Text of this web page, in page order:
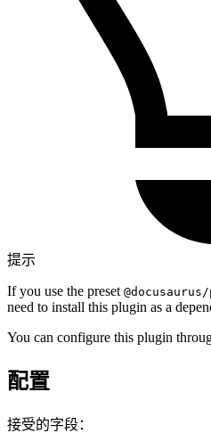
提示
If you use the preset
need to install this plugin as a
You can configure this plugin
配置
接受的字段：